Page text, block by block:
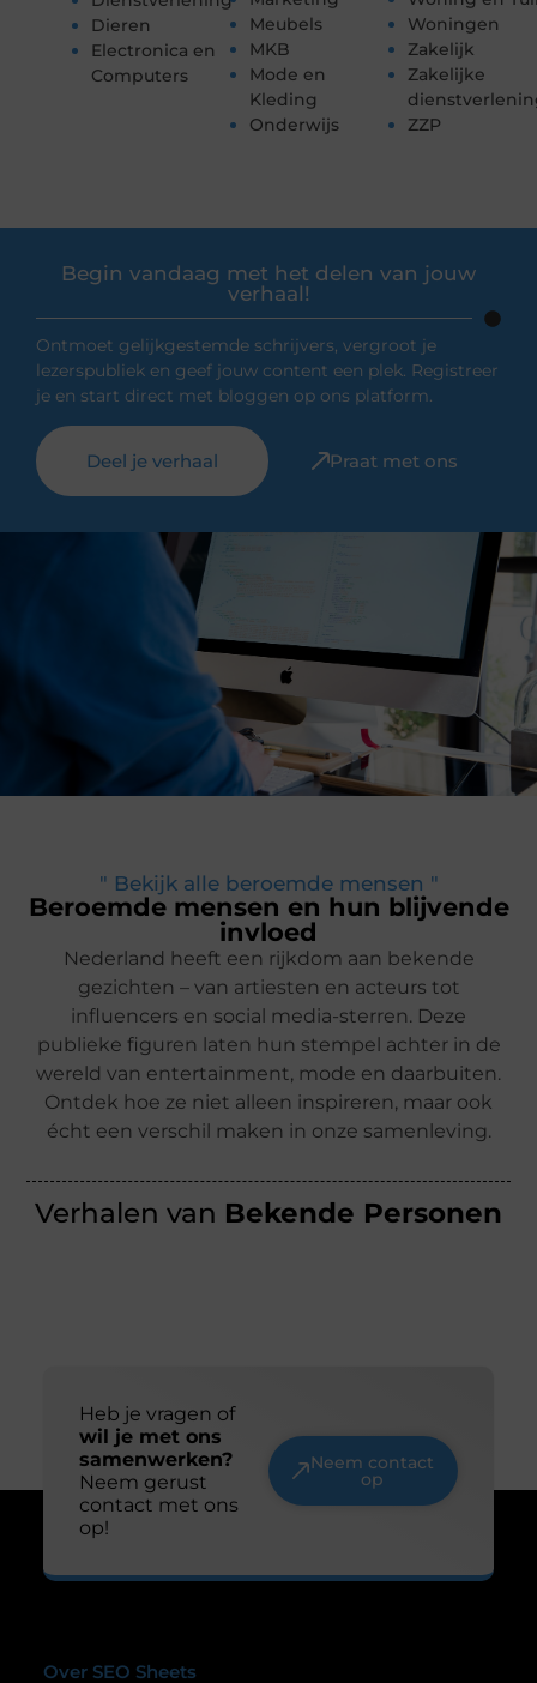
Dieren
Electronica en
Computers
Meubels
MKB
Mode en
Kleding
Onderwijs
Woningen
Zakelijk
Zakelijke
ZZP
Begin vandaag met het delen van jouw
verhaal!
Ontmoet gelijkgestemde schrijvers, vergroot je
lezerspubliek en geef jouw content een plek. Registreer
je en start direct met bloggen op ons platform.
Deel je verhaal Praat met ons
" Bekijk alle beroemde mensen "
Beroemde mensen en hun blijvende
invloed
Nederland heeft een rijkdom aan bekende
gezichten – van artiesten en acteurs tot
influencers en social media-sterren. Deze
publieke figuren laten hun stempel achter in de
wereld van entertainment, mode en daarbuiten.
Ontdek hoe ze niet alleen inspireren, maar ook
écht een verschil maken in onze samenleving.
Verhalen van Bekende Personen
Heb je vragen of
wil je met ons
samenwerken?
Neem gerust
contact met ons
op!
Neem contact
op
Over SEO Sheets